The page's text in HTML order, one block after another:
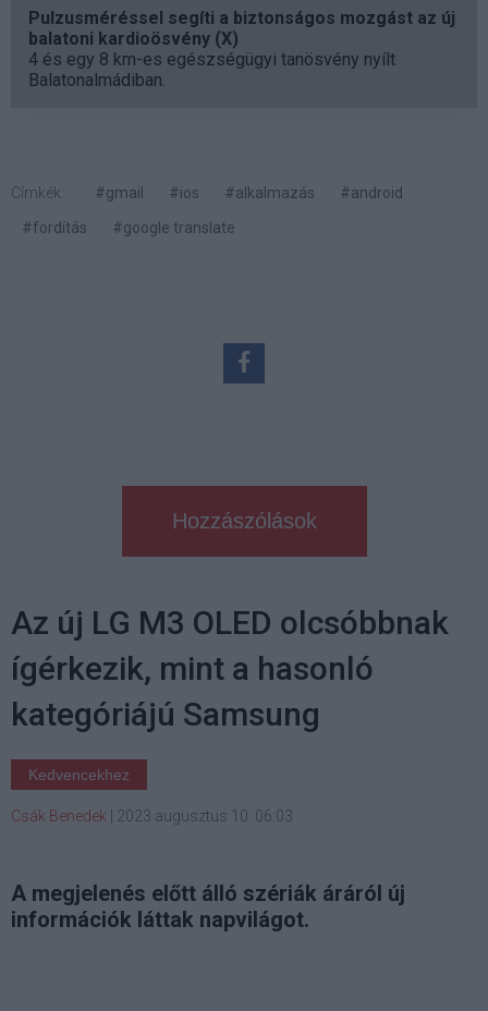
Pulzusméréssel segíti a biztonságos mozgást az új
balatoni kardioösvény (X)
4 és egy 8 km-es egészségügyi tanösvény nyílt
Balatonalmádiban.
Címkék: #gmail #ios #alkalmazás
#android
#fordítás
#google translate
Hozzászólások
Az új LG M3 OLED olcsóbbnak
ígérkezik, mint a hasonló
kategóriájú Samsung
Kedvencekhez
Csák Benedek 2023 augusztus 10. 06:03
A megjelenés előtt álló szériák áráról új
információk láttak napvilágot.